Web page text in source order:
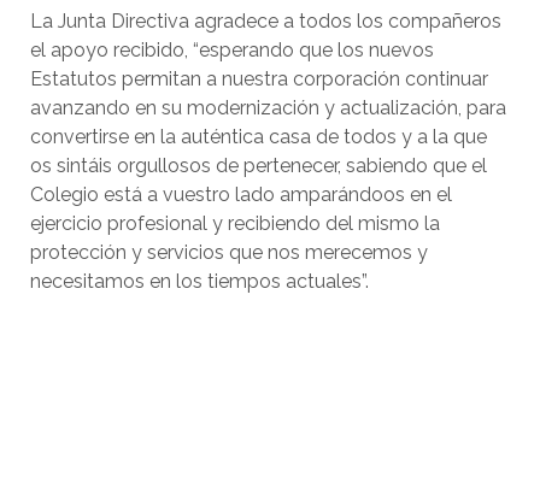
La Junta Directiva agradece a todos los compañeros
el apoyo recibido, “esperando que los nuevos
Estatutos permitan a nuestra corporación continuar
avanzando en su modernización y actualización, para
convertirse en la auténtica casa de todos y a la que
os sintáis orgullosos de pertenecer, sabiendo que el
Colegio está a vuestro lado amparándoos en el
ejercicio profesional y recibiendo del mismo la
protección y servicios que nos merecemos y
necesitamos en los tiempos actuales”.